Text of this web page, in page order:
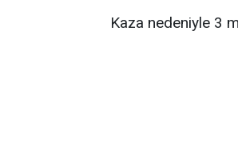
Kaza nedeniyle 3